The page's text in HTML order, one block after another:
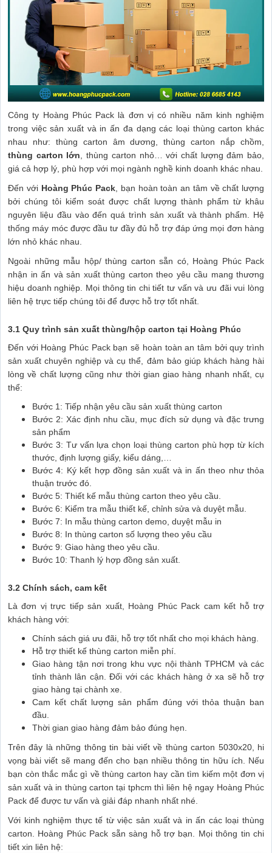
Công ty Hoàng Phúc Pack là đơn vị có nhiều năm kinh nghiệm
trong việc sản xuất và in ấn đa dạng các loại thùng carton khác
nhau như: thùng carton âm dương, thùng carton nắp chồm,
thùng carton lớn, thùng carton nhỏ… với chất lượng đảm bảo,
giá cả hợp lý, phù hợp với mọi ngành nghề kinh doanh khác nhau.
Đến với Hoàng Phúc Pack, bạn hoàn toàn an tâm về chất lượng
bởi chúng tôi kiểm soát được chất lượng thành phẩm từ khâu
nguyên liệu đầu vào đến quá trình sản xuất và thành phẩm. Hệ
thống máy móc được đầu tư đầy đủ hỗ trợ đáp ứng mọi đơn hàng
lớn nhỏ khác nhau.
Ngoài những mẫu hộp/ thùng carton sẵn có, Hoàng Phúc Pack
nhận in ấn và sản xuất thùng carton theo yêu cầu mang thương
hiệu doanh nghiệp. Mọi thông tin chi tiết tư vấn và ưu đãi vui lòng
liên hệ trực tiếp chúng tôi để được hỗ trợ tốt nhất.
3.1 Quy trình sản xuất thùng/hộp carton tại Hoàng Phúc
Đến với Hoàng Phúc Pack bạn sẽ hoàn toàn an tâm bởi quy trình
sản xuất chuyên nghiệp và cụ thể, đảm bảo giúp khách hàng hài
lòng về chất lượng cũng như thời gian giao hàng nhanh nhất, cụ
thể:
Bước 1: Tiếp nhận yêu cầu sản xuất thùng carton
Bước 2: Xác định nhu cầu, mục đích sử dụng và đặc trưng
sản phẩm
Bước 3: Tư vấn lựa chọn loại thùng carton phù hợp từ kích
thước, định lượng giấy, kiểu dáng,…
Bước 4: Ký kết hợp đồng sản xuất và in ấn theo như thỏa
thuận trước đó.
Bước 5: Thiết kế mẫu thùng carton theo yêu cầu.
Bước 6: Kiểm tra mẫu thiết kế, chỉnh sửa và duyệt mẫu.
Bước 7: In mẫu thùng carton demo, duyệt mẫu in
Bước 8: In thùng carton số lượng theo yêu cầu
Bước 9: Giao hàng theo yêu cầu.
Bước 10: Thanh lý hợp đồng sản xuất.
3.2 Chính sách, cam kết
Là đơn vị trực tiếp sản xuất, Hoàng Phúc Pack cam kết hỗ trợ
khách hàng với:
Chính sách giá ưu đãi, hỗ trợ tốt nhất cho mọi khách hàng.
Hỗ trợ thiết kế thùng carton miễn phí.
Giao hàng tận nơi trong khu vực nội thành TPHCM và các
tỉnh thành lân cận. Đối với các khách hàng ở xa sẽ hỗ trợ
giao hàng tại chành xe.
Cam kết chất lượng sản phẩm đúng với thỏa thuận ban
đầu.
Thời gian giao hàng đảm bảo đúng hẹn.
Trên đây là những thông tin bài viết về thùng carton 5030x20, hi
vọng bài viết sẽ mang đến cho bạn nhiều thông tin hữu ích. Nếu
bạn còn thắc mắc gì về thùng carton hay cần tìm kiếm một đơn vị
sản xuất và in thùng carton tại tphcm thì liên hệ ngay Hoàng Phúc
Pack để được tư vấn và giải đáp nhanh nhất nhé.
Với kinh nghiệm thực tế từ việc sản xuất và in ấn các loại thùng
carton. Hoàng Phúc Pack sẵn sàng hỗ trợ bạn. Mọi thông tin chi
tiết xin liên hệ: